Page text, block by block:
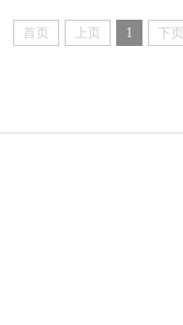
首页 上页 1 下页